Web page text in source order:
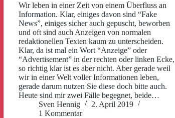
Wir leben in einer Zeit von einem Überfluss an
Information. Klar, einiges davon sind “Fake
News”, einiges sicher auch gepuscht, beworben
und oft sind auch Anzeigen von normalen
redaktionellen Texten kaum zu unterscheiden.
Klar, da ist mal ein Wort “Anzeige” oder
“Advertisement” in der rechten oder linken Ecke,
so richtig klar ist es aber nicht. Aber gerade weil
wir in einer Welt voller Informationen leben,
gerade darum nutzen Sie diese doch bitte auch.
Heute sind mir zwei Fälle begegnet, beide…
Sven Hennig
2. April 2019
1 Kommentar